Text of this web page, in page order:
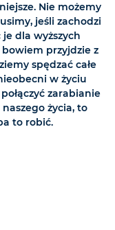
Nie możemy
jeśli zachodzi
dla wyższych
przyjdzie z
spędzać całe
w życiu
zarabianie
życia, to
to robić.